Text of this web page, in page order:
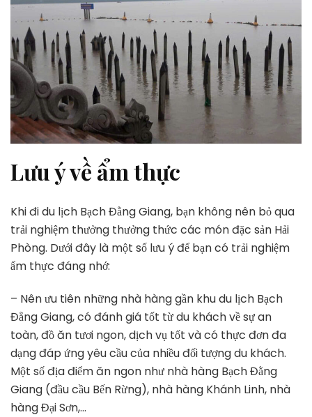
Lưu ý về ẩm thực
Khi đi du lịch Bạch Đằng Giang, bạn không nên bỏ qua
trải nghiệm thưởng thưởng thức các món đặc sản Hải
Phòng. Dưới đây là một số lưu ý để bạn có trải nghiệm
ẩm thực đáng nhớ:
– Nên ưu tiên những nhà hàng gần khu du lịch Bạch
Đằng Giang, có đánh giá tốt từ du khách về sự an
toàn, đồ ăn tươi ngon, dịch vụ tốt và có thực đơn đa
dạng đáp ứng yêu cầu của nhiều đối tượng du khách.
Một số địa điểm ăn ngon như nhà hàng Bạch Đằng
Giang (đầu cầu Bến Rừng), nhà hàng Khánh Linh, nhà
hàng Đại Sơn,…